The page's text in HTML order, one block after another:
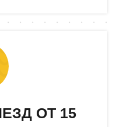
ОТ 15